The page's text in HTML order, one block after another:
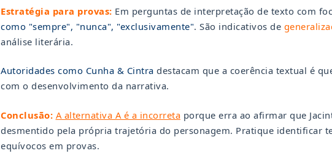
Estratégia para provas: Em perguntas de interpretação de texto com
como "sempre", "nunca", "exclusivamente". São indicativos de
análise literária.
Autoridades como Cunha & Cintra destacam que a coerência textual é
com o desenvolvimento da narrativa.
Conclusão: A alternativa A é a incorreta porque erra ao afirmar que
desmentido pela própria trajetória do personagem. Pratique identificar
equívocos em provas.